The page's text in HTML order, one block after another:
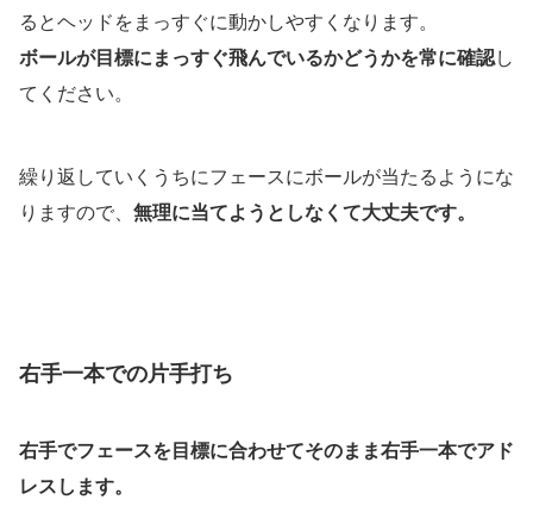
るとヘッドをまっすぐに動かしやすくなります。
ボールが目標にまっすぐ飛んでいるかどうかを常に確認し
てください。
繰り返していくうちにフェースにボールが当たるようにな
りますので、 無理に当てようとしなくて大丈夫です。
右手一本での片手打ち
右手でフェースを目標に合わせてそのまま右手一本でアド
レスします。